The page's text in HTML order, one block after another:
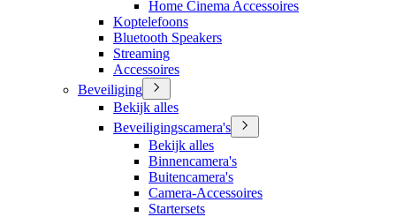
Home Cinema Accessoires
Koptelefoons
Bluetooth Speakers
Streaming
Accessoires
Beveiliging
Bekijk alles
Beveiligingscamera's
Bekijk alles
Binnencamera's
Buitencamera's
Camera-Accessoires
Startersets